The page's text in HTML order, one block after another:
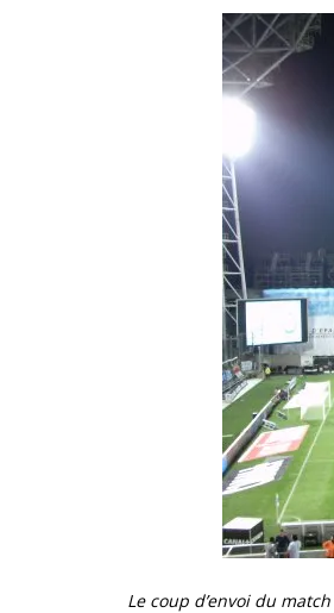
Le coup d’envoi du match